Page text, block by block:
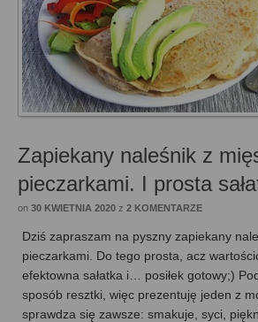
Zapiekany naleśnik z
pieczarkami. I prosta
on 30 KWIETNIA 2020 z 2 KOMENTARZE
Dziś zapraszam na pyszny zapiekany
pieczarkami. Do tego prosta, acz
efektowna sałatka i… posiłek gotowy;)
sposób resztki, więc prezentuję jeden z
sprawdza się zawsze: smakuje, syci,